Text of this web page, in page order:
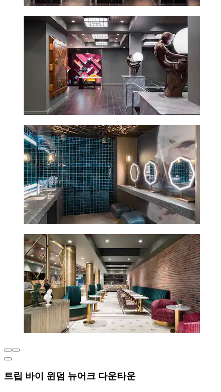
트립 바이 윈덤 뉴어크 다운타운